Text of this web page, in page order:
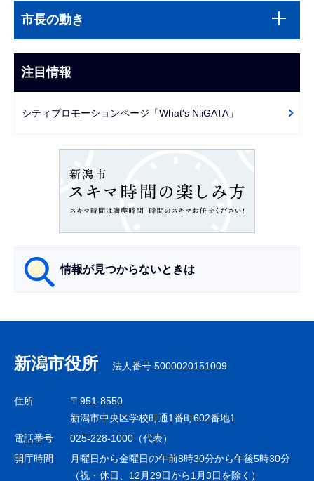
文
こ
ま
で
ビ
ー
市長の動き
注目情報
シティプロモーションページ「What's NiiGATA」
情報が見つからないときは
ナ
ビ
ゲ
シ
ョ
新潟市役所 法人番号 5000020151009
住所
〒951-8550
新潟市中央区学校町通1番町602番地1
電話番号
025-228-1000（代表）
開庁時間
月曜日から金曜日の午前8時30分から午後5時30分
（祝・休日、12月29日から1月3日を除く）